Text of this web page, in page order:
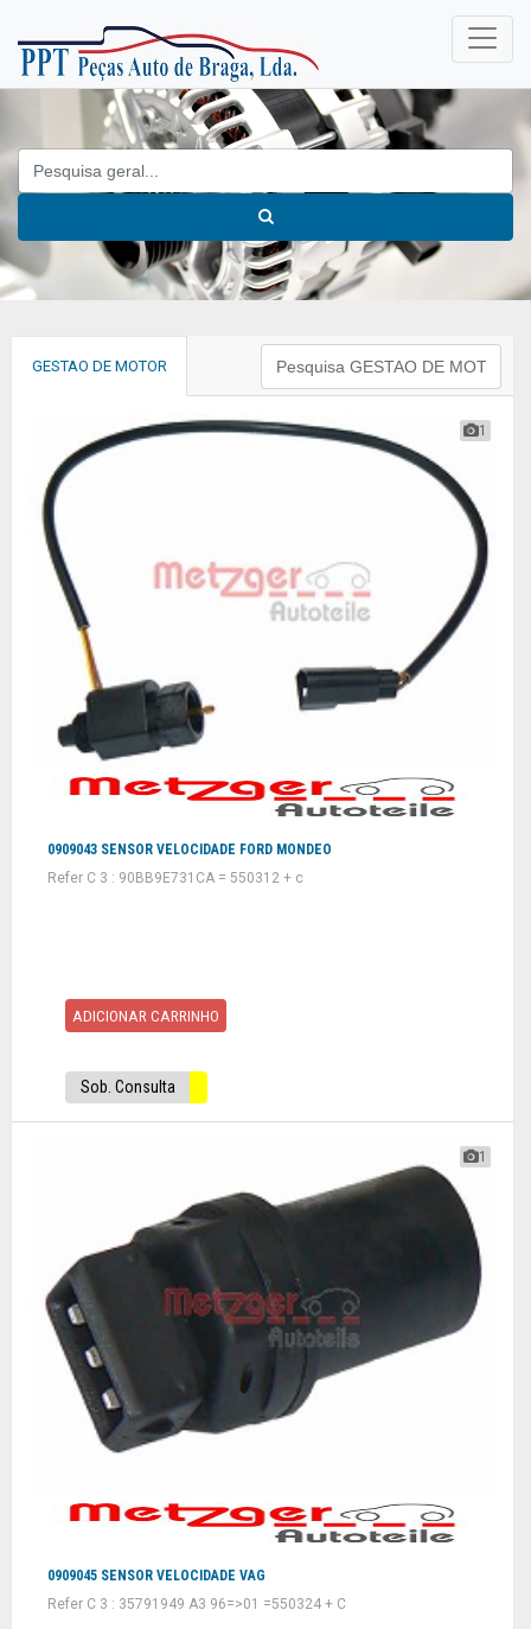
GESTAO DE MOTOR
1
0909043 SENSOR VELOCIDADE FORD MONDEO
Refer C 3 : 90BB9E731CA = 550312 + c
ADICIONAR CARRINHO
Sob. Consulta
1
0909045 SENSOR VELOCIDADE VAG
Refer C 3 : 35791949 A3 96=>01 =550324 + C